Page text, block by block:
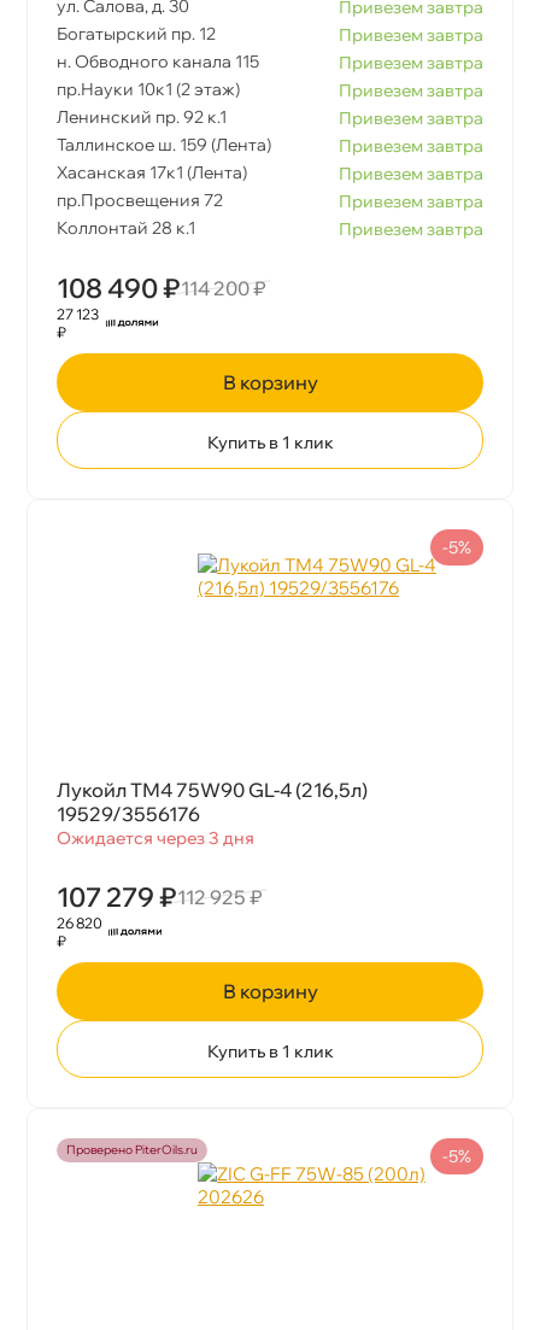
ул. Салова, д. 30
Привезем завтра
Богатырский пр. 12
Привезем завтра
н. Обводного канала 115
Привезем завтра
пр.Науки 10к1 (2 этаж)
Привезем завтра
Ленинский пр. 92 к.1
Привезем завтра
Таллинское ш. 159 (Лента)
Привезем завтра
Хасанская 17к1 (Лента)
Привезем завтра
пр.Просвещения 72
Привезем завтра
Коллонтай 28 к.1
Привезем завтра
108 490 ₽114 200 ₽
27 123
₽
корзину
Купить в 1 клик
Лукойл ТМ4 75W90 GL-4 (216,5л)
19529/3556176
Ожидается через 3 дня
107 279 ₽112 925 ₽
-5%
26 820
₽
корзину
Купить в 1 клик
Проверено PiterOils.ru -5%